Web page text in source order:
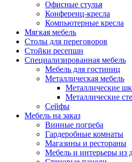
Офисные стулья
Конференц-кресла
Компьютерные кресла
Мягкая мебель
Столы для переговоров
Стойки ресепшн
Специализированная мебель
Мебель для гостиниц
Металлическая мебель
Металлические
Металлические
Сейфы
Мебель на заказ
Винные погреба
Гардеробные комнаты
Магазины и рестораны
Мебель и интерьеры из